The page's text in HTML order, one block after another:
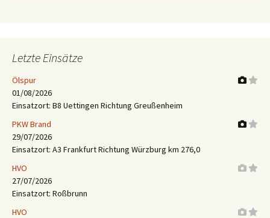
Letzte Einsätze
Ölspur
01/08/2026
Einsatzort: B8 Uettingen Richtung Greußenheim
PKW Brand
29/07/2026
Einsatzort: A3 Frankfurt Richtung Würzburg km 276,0
HVO
27/07/2026
Einsatzort: Roßbrunn
HVO